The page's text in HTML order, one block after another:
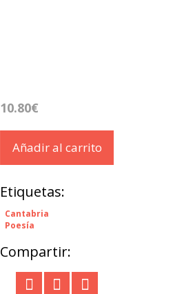
10.80€
Añadir al carrito
Etiquetas:
Cantabria
Poesía
Compartir: